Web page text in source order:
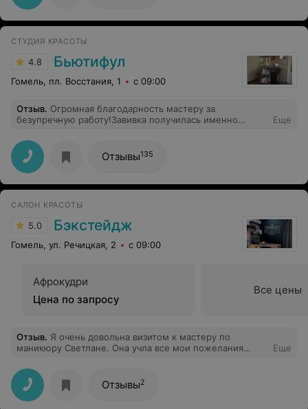
СТУДИЯ КРАСОТЫ
4.8 Бьютифул
Гомель, пл. Восстания, 1 с 09:00
Отзыв. Огромная благодарность мастеру за
безупречную работу!Завивка получилась именно
ожидания!
Еще
Отзывы135
САЛОН КРАСОТЫ
5.0 Бэкстейдж
Гомель, ул. Речицкая, 2 с 09:00
Афрокудри
Цена по запросу
Все цены
Отзыв. Я очень довольна визитом к мастеру по
маникюру Светлане. Она учла все мои пожелания
работе (быстро и аккуратно, а главное красиво). Не
могу не отметить удобное расположение салона (в
центре, но на тихой улице) и приятную атмосферу в
самом салоне. Спасибо мастеру и коллективу!
Еще
Отзывы2